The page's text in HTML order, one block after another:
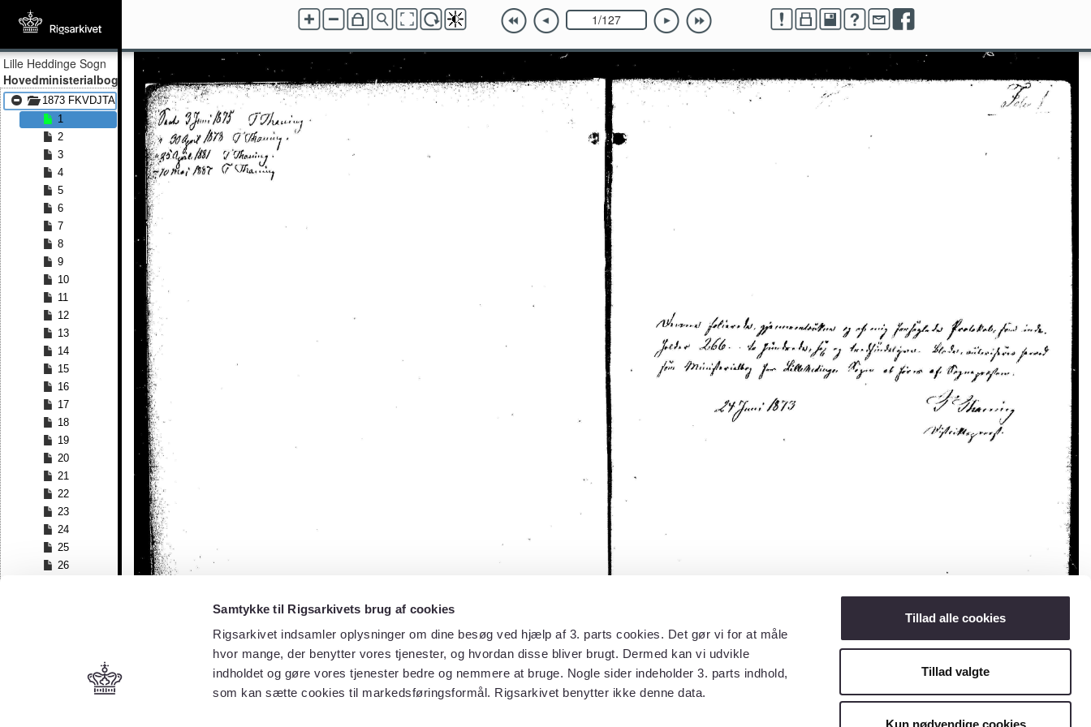
Samtykke til Rigsarkivets brug af cookies
Rigsarkivet indsamler oplysninger om dine besøg ved hjælp af 3. parts cookies. Det gør vi for at måle
hvor mange, der benytter vores tjenester, og hvordan disse bliver brugt. Dermed kan vi udvikle
indholdet og gøre vores tjenester bedre og nemmere at bruge. Nogle sider indeholder 3. parts indhold,
som kan sætte cookies til markedsføringsformål. Rigsarkivet benytter ikke denne data.
Tillad alle cookies
Tillad valgte
Kun nødvendige cookies
Lille Heddinge Sogn
Hovedministerialbog
1873 FKVDJTA - 1891 FKVDJTA
1
2
3
4
5
6
7
8
9
10
11
12
13
14
15
16
17
18
19
20
21
22
23
24
25
26